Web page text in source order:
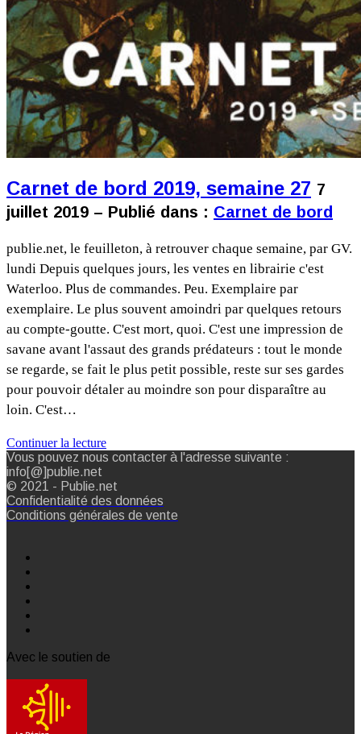
Carnet de bord 2019, semaine 27 7
juillet 2019 – Publié dans : Carnet de bord
publie.net, le feuilleton, à retrouver chaque semaine, par GV.
lundi Depuis quelques jours, les ventes en librairie c'est
Waterloo. Plus de commandes. Peu. Exemplaire par
exemplaire. Le plus souvent amoindri par quelques retours
au compte-goutte. C'est mort, quoi. C'est une impression de
savane avant l'assaut des grands prédateurs : tout le monde
se regarde, se fait le plus petit possible, reste sur ses gardes
pour pouvoir détaler au moindre son pour disparaître au
loin. C'est…
Continuer la lecture
Vous pouvez nous contacter à l'adresse suivante :
info[@]publie.net
© 2021 - Publie.net
Confidentialité des données
Conditions générales de vente
Avec le soutien de